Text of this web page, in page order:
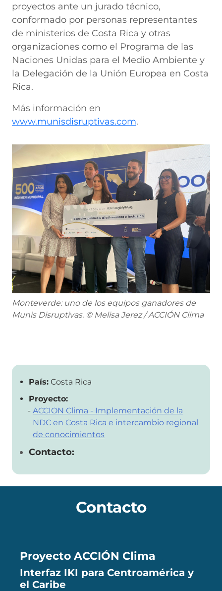
proyectos ante un jurado técnico,
conformado por personas representantes
de ministerios de Costa Rica y otras
organizaciones como el Programa de las
Naciones Unidas para el Medio Ambiente y
la Delegación de la Unión Europea en Costa
Rica.
Más información en
www.munisdisruptivas.com.
Monteverde: uno de los equipos ganadores de
Munis Disruptivas. © Melisa Jerez / ACCIÓN Clima
País: Costa Rica
Proyecto:
ACCION Clima - Implementación de la
NDC en Costa Rica e intercambio regional
de conocimientos
Contacto:
Contacto
Proyecto ACCIÓN Clima
Interfaz IKI para Centroamérica y
el Caribe